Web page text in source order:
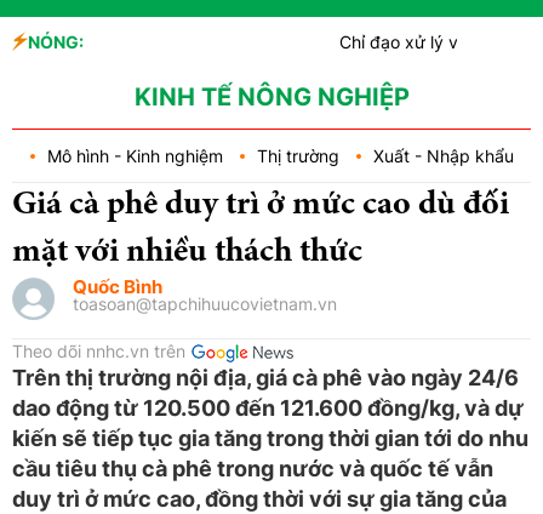
NÓNG:
Chỉ đạo xử lý vụ phá rừng tại
Lâm Đồng: Công tác chi trả tiền
KINH TẾ NÔNG NGHIỆP
Mô hình - Kinh nghiệm Thị trường Xuất - Nhập khẩu
Giá cà phê duy trì ở mức cao dù đối
mặt với nhiều thách thức
Quốc Bình
toasoan@tapchihuucovietnam.vn
Theo dõi nnhc.vn trên
Trên thị trường nội địa, giá cà phê vào ngày 24/6
dao động từ 120.500 đến 121.600 đồng/kg, và dự
kiến sẽ tiếp tục gia tăng trong thời gian tới do nhu
cầu tiêu thụ cà phê trong nước và quốc tế vẫn
duy trì ở mức cao, đồng thời với sự gia tăng của